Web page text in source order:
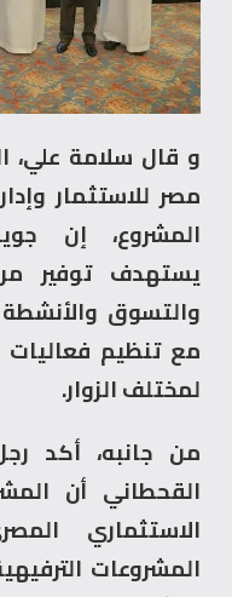
و قال سلامة علي،
مصر للاستثمار
المشروع، إن
يستهدف توفير
والتسوق والأنشطة
مع تنظيم
لمختلف الزوار.
من جانبه، أكد
القحطاني أن
الاستثماري
المشروعات